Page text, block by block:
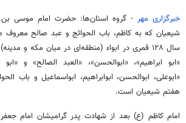
خبرگزاری مهر - گروه استان‌ها: حضرت امام موسی
شیعیان که به کاظم، باب الحوائجو عبد صالح معروف
سال ۱۲۸ قمری در
ابواء(منطقه‌ای در میان مکه و مدینه)
«ابو ابراهیم»، «ابوالحسن»، «العبد الصالح» و «ابو
«ابوعلی، ابوالحسن، ابوابراهیم، ابواسماعیلو باب
هفتم شیعیان است.
امام کاظم (ع) بعد از شهادت پدرگرامیشان